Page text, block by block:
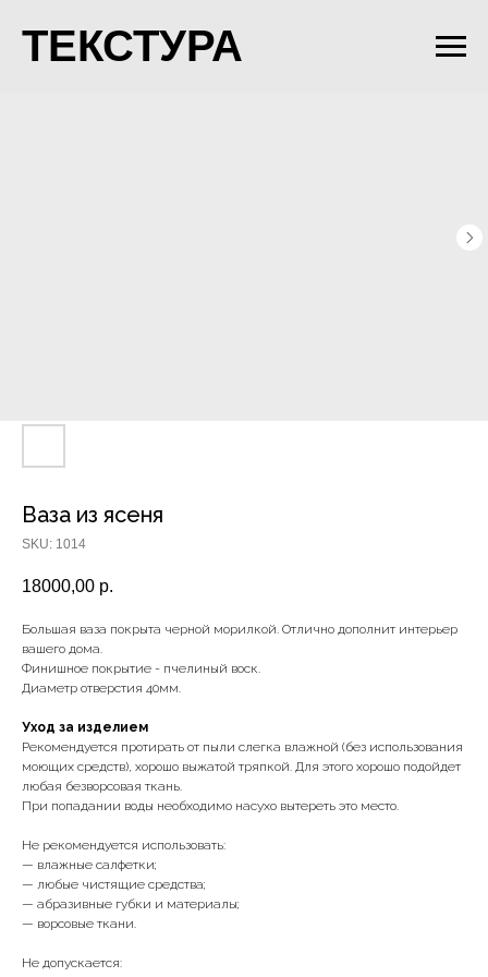
ТЕКСТУРА
Ваза из ясеня
SKU: 1014
18000,00 р.
Большая ваза покрыта черной морилкой. Отлично дополнит интерьер
вашего дома.
Финишное покрытие - пчелиный воск.
Диаметр отверстия 40мм.
Уход за изделием
Рекомендуется протирать от пыли слегка влажной (без использования
моющих средств), хорошо выжатой тряпкой. Для этого хорошо подойдет
любая безворсовая ткань.
При попадании воды необходимо насухо вытереть это место.
Не рекомендуется использовать:
— влажные салфетки;
— любые чистящие средства;
— абразивные губки и материалы;
— ворсовые ткани.
Не допускается: